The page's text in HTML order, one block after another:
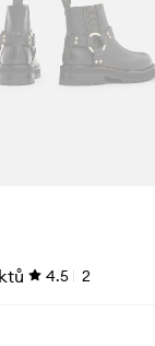
4.5 2